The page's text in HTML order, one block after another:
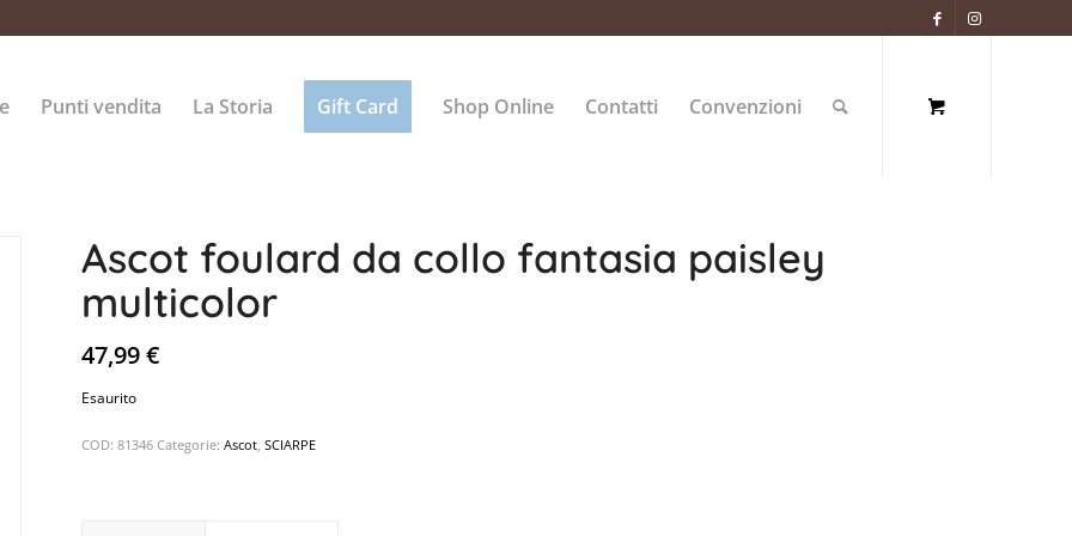
Punti vendita La Storia Gift Card Shop Online Contatti Convenzioni
Ascot foulard da collo fantasia paisley
multicolor
47,99€
Esaurito
COD:81346 Categorie:Ascot,SCIARPE